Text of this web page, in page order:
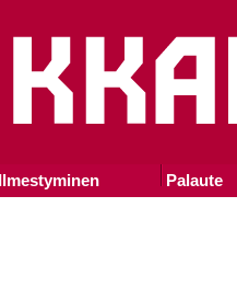
Ilmestyminen Palaute